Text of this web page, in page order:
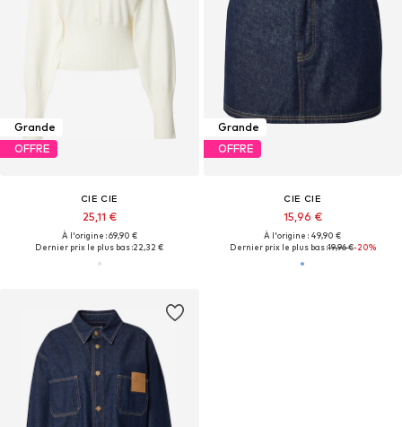
Grande
OFFRE
CIE CIE
25,11 €
À l'origine : 69,90 €
Dernier prix le plus bas :22,32 €
Grande
OFFRE
CIE CIE
15,96 €
À l'origine : 49,90 €
Dernier prix le plus bas :19,96 €-20%